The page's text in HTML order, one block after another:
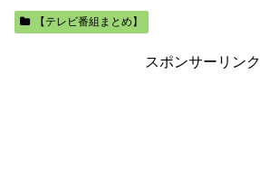
【テレビ番組まとめ】
スポンサーリンク